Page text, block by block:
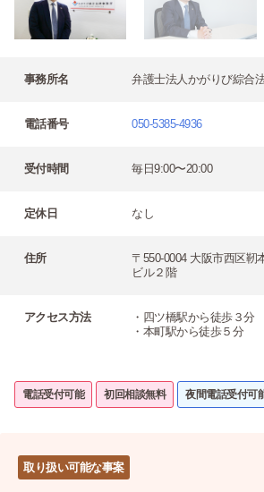
事務所名 弁護士法人かがりび綜合
電話番号 050-5385-4936
受付時間 毎日9:00〜20:00
定休日 なし
住所
〒550-0004 大阪市西区靭
ビル２階
アクセス方法
・四ツ橋駅から徒歩３分
・本町駅から徒歩５分
電話受付可能 初回相談無料 夜間電話受付可
取り扱い可能な事案